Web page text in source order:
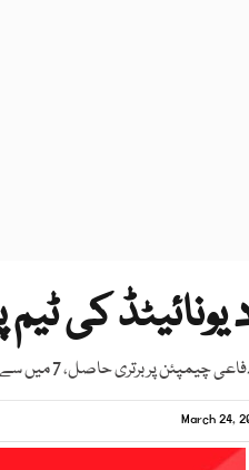
یونائیٹڈ کی
پر برتری حاصل، 7 میں سے 4 میچز جیتے۔
March 24,